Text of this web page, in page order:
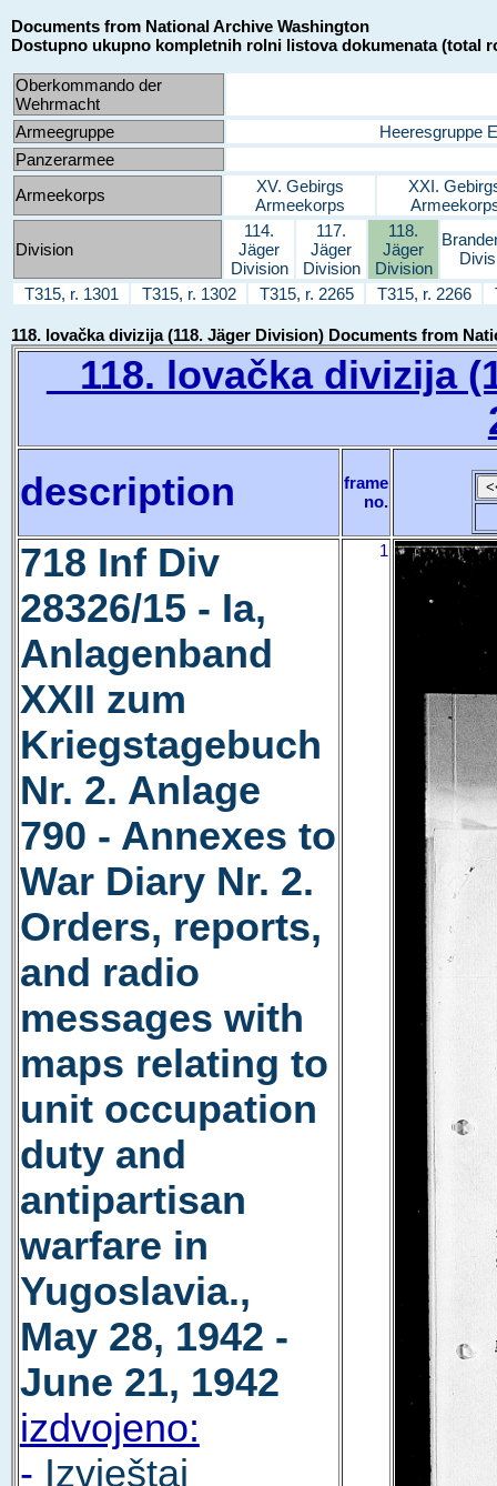
Documents from National Archive Washington
Dostupno ukupno kompletnih rolni listova dokumenata (total
Oberkommando der
Wehrmacht
Armeegruppe
Heeresgruppe E
Panzerarmee
Armeekorps
XV. Gebirgs
Armeekorps
XXI.
Division
114.
Jäger
Division
117.
Jäger
Division
118.
Jäger
Division
T315, r. 1301
T315, r. 1302 T315, r. 2265 T315, r. 2266
118. lovačka divizija (118. Jäger Division) Documents from
118. lovačka divizija
description
frame
no.
718 Inf Div
28326/15 - Ia,
Anlagenband
XXII zum
Kriegstagebuch
Nr. 2. Anlage
790 - Annexes to
War Diary Nr. 2.
Orders, reports,
and radio
messages with
maps relating to
unit occupation
duty and
antipartisan
warfare in
Yugoslavia.,
May 28, 1942 -
June 21, 1942
izdvojeno:
- Izvještaj
1